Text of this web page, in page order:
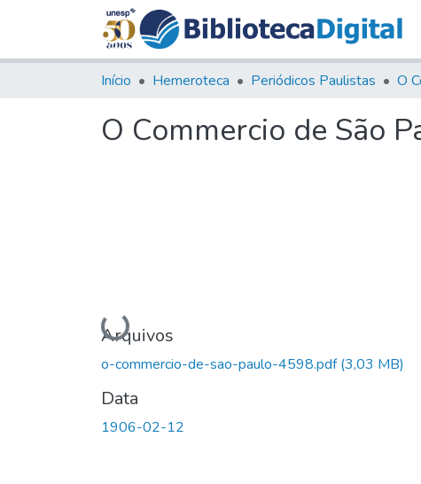
Início Hemeroteca Periódicos Paulistas O
O Commercio de São
Carregando...
Arquivos
o-commercio-de-sao-paulo-4598.pdf(3,03 MB)
Data
1906-02-12